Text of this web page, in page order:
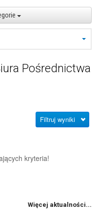
Pośrednictwa
Filtruj wyniki
kryteria!
Więcej aktualności...